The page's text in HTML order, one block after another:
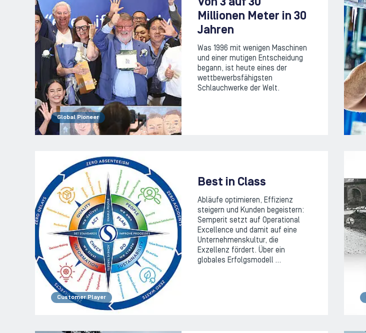
Global Pioneer
Millionen Meter in 30
Jahren
Was 1996 mit wenigen Maschinen
und einer mutigen Entscheidung
begann, ist heute eines der
wettbewerbsfähigsten
Schlauchwerke der Welt.
Customer Player
Best in Class
Abläufe optimieren, Effizienz
steigern und Kunden begeistern:
Semperit setzt auf Operational
Excellence und damit auf eine
Unternehmenskultur, die
Exzellenz fördert. Über ein
globales Erfolgsmodell …